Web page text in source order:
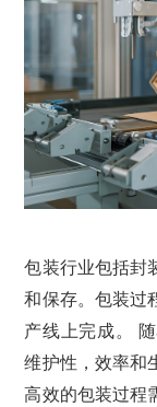
包装行业包括封
和保存。包装过
产线上完成。
维护性，效率和
高效的包装过程